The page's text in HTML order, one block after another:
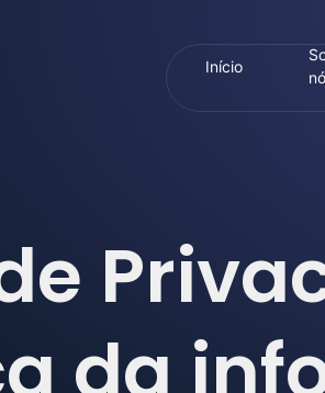
Início
da